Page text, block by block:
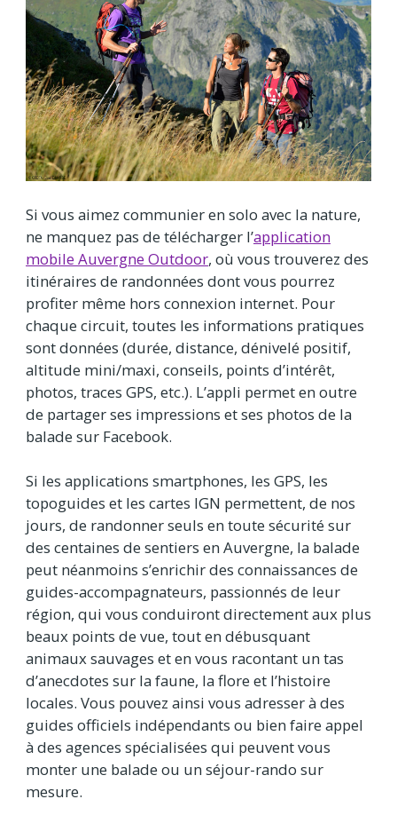
Si vous aimez communier en solo avec la nature,
ne manquez pas de télécharger l’application
mobile Auvergne Outdoor, où vous trouverez des
itinéraires de randonnées dont vous pourrez
profiter même hors connexion internet. Pour
chaque circuit, toutes les informations pratiques
sont données (durée, distance, dénivelé positif,
altitude mini/maxi, conseils, points d’intérêt,
photos, traces GPS, etc.). L’appli permet en outre
de partager ses impressions et ses photos de la
balade sur Facebook.
Si les applications smartphones, les GPS, les
topoguides et les cartes IGN permettent, de nos
jours, de randonner seuls en toute sécurité sur
des centaines de sentiers en Auvergne, la balade
peut néanmoins s’enrichir des connaissances de
guides-accompagnateurs, passionnés de leur
région, qui vous conduiront directement aux plus
beaux points de vue, tout en débusquant
animaux sauvages et en vous racontant un tas
d’anecdotes sur la faune, la flore et l’histoire
locales. Vous pouvez ainsi vous adresser à des
guides officiels indépendants ou bien faire appel
à des agences spécialisées qui peuvent vous
monter une balade ou un séjour-rando sur
mesure.